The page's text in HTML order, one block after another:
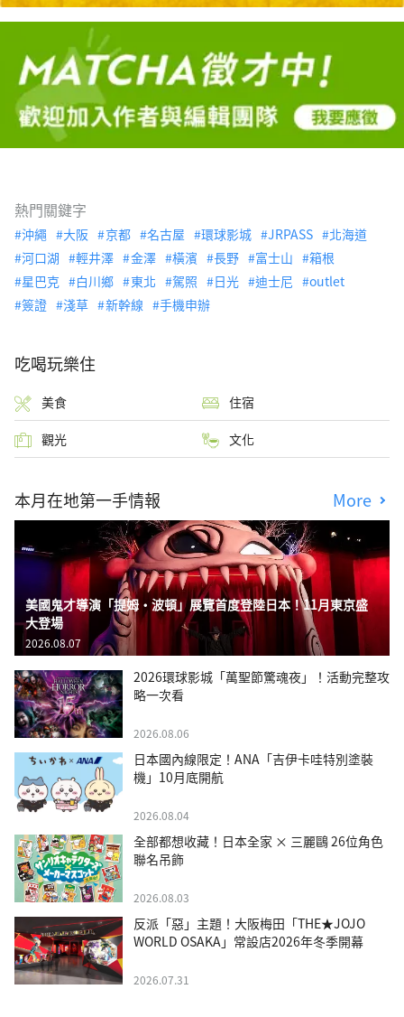
熱門關鍵字
沖繩 大阪 京都 名古屋 環球影城 JRPASS
北海道
河口湖
輕井澤 金澤 橫濱 長野 富士山
箱根
星巴克
白川鄉 東北 駕照 日光 迪士尼
outlet
簽證
淺草 新幹線 手機申辦
吃喝玩樂住
美食 住宿
觀光 文化
本月在地第一手情報 More
美國鬼才導演「提姆・波頓」展覽首度登陸日本！11月東京盛
大登場
2026.08.07
2026環球影城「萬聖節驚魂夜」！活動完整攻
略一次看
2026.08.06
日本國內線限定！ANA「吉伊卡哇特別塗裝
機」10月底開航
2026.08.04
全部都想收藏！日本全家 × 三麗鷗 26位角色
聯名吊飾
2026.08.03
反派「惡」主題！大阪梅田「THE★JOJO
WORLD OSAKA」常設店2026年冬季開幕
2026.07.31